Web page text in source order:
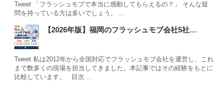
Tweet 「フラッシュモブで本当に感動してもらえるの？」 そんな疑
問を持っている方は多いでしょう。 …
【2026年版】福岡のフラッシュモブ会社5社…
Tweet 私は2012年から全国対応でフラッシュモブ会社を運営し、これ
まで数多くの現場を担当してきました。本記事ではその経験をもとに
比較しています。 目次 …